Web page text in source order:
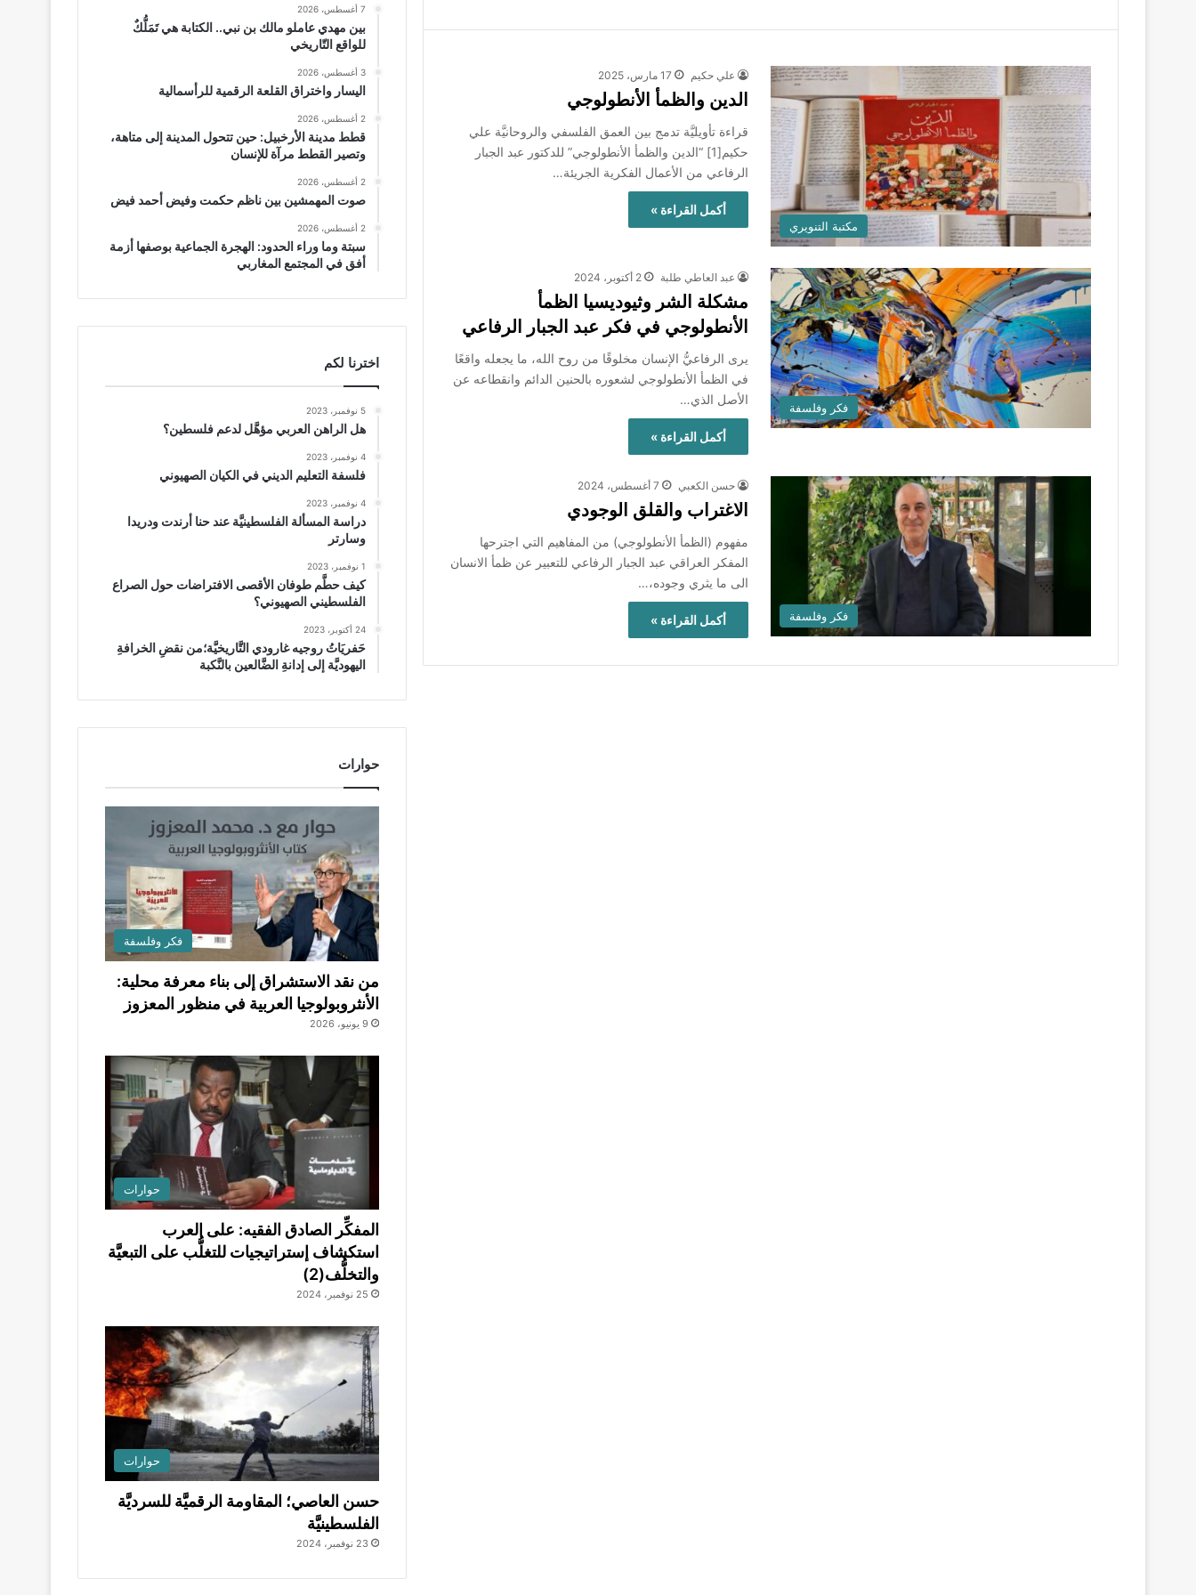
مكتبة التنويري
علي حكيم 17 مارس، 2025
الدين والظمأ الأنطولوجي
قراءة تأويليَّة تدمج بين العمق الفلسفي والروحانيَّة علي
حكيم[1] “الدين والظمأ الأنطولوجي” للدكتور عبد الجبار
الرفاعي من الأعمال الفكرية الجريئة…
أكمل القراءة »
فكر وفلسفة
عبد العاطي طلبة 2 أكتوبر، 2024
مشكلة الشر وثيوديسيا الظمأ
الأنطولوجي في فكر عبد الجبار الرفاعي
يرى الرفاعيُّ الإنسان مخلوقًا من روح الله، ما يجعله واقعًا
في الظمأ الأنطولوجي لشعوره بالحنين الدائم وانقطاعه عن
الأصل الذي…
أكمل القراءة »
فكر وفلسفة
حسن الكعبي 7 أغسطس، 2024
الاغتراب والقلق الوجودي
مفهوم (الظمأ الأنطولوجي) من المفاهيم التي اجترحها
المفكر العراقي عبد الجبار الرفاعي للتعبير عن ظمأ الانسان
الى ما يثري وجوده،…
أكمل القراءة »
7 أغسطس، 2026
بين مهدي عاملو مالك بن نبي.. الكتابة هي تَمَلُّكٌ
للواقع التّاريخي
3 أغسطس، 2026
اليسار واختراق القلعة الرقمية للرأسمالية
2 أغسطس، 2026
قطط مدينة الأرخبيل: حين تتحول المدينة إلى متاهة،
وتصير القطط مرآة للإنسان
2 أغسطس، 2026
صوت المهمشين بين ناظم حكمت وفيض أحمد فيض
2 أغسطس، 2026
سبتة وما وراء الحدود: الهجرة الجماعية بوصفها أزمة
أفق في المجتمع المغاربي
اخترنا لكم
5 نوفمبر، 2023
هل الراهن العربي مؤهَّل لدعم فلسطين؟
4 نوفمبر، 2023
فلسفة التعليم الديني في الكيان الصهيوني
4 نوفمبر، 2023
دراسة المسألة الفلسطينيَّة عند حنا أرندت ودريدا
وسارتر
1 نوفمبر، 2023
كيف حطَّم طوفان الأقصى الافتراضات حول الصراع
الفلسطيني الصهيوني؟
24 أكتوبر، 2023
حَفريَاتُ روجيه غارودي التَّاريخيَّة؛من نقضِ الخرافةِ
اليهوديَّة إلى إدانةِ الضَّالعين بالنَّكبة
حوارات
فكر وفلسفة
من نقد الاستشراق إلى بناء معرفة محلية:
الأنثروبولوجيا العربية في منظور المعزوز
9 يونيو، 2026
حوارات
المفكِّر الصادق الفقيه: على العرب
استكشاف إستراتيجيات للتغلُّب على التبعيَّة
والتخلُّف(2)
25 نوفمبر، 2024
حوارات
حسن العاصي؛ المقاومة الرقميَّة للسرديَّة
الفلسطينيَّة
23 نوفمبر، 2024